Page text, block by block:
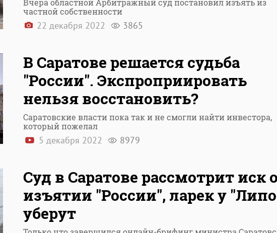
Вчера областной Арбитражный суд постановил изъять из
частной собственности
22 декабря 2022 3865
В Саратове решается судьба
"России". Экспроприировать
нельзя восстановить?
Саратовские власти пока так и не смогли найти инвестора,
который пожелал
5 декабря 2022 8979
Суд в Саратове рассмотрит иск
изъятии "России", ларек у
уберут